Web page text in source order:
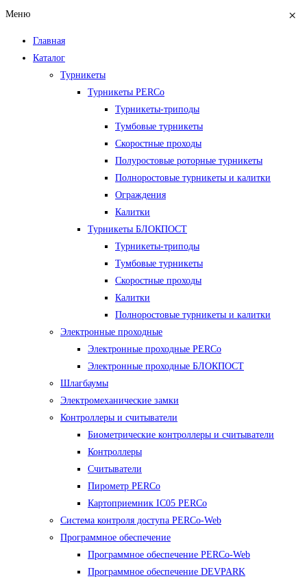
Меню
Главная
Каталог
Турникеты
Турникеты PERCo
Турникеты-триподы
Тумбовые турникеты
Скоростные проходы
Полуростовые роторные турникеты
Полноростовые турникеты и калитки
Ограждения
Калитки
Турникеты БЛОКПОСТ
Турникеты-триподы
Тумбовые турникеты
Скоростные проходы
Калитки
Полноростовые турникеты и калитки
Электронные проходные
Электронные проходные PERCo
Электронные проходные БЛОКПОСТ
Шлагбаумы
Электромеханические замки
Контроллеры и считыватели
Биометрические контроллеры и считыватели
Контроллеры
Считыватели
Пирометр PERCo
Картоприемник IC05 PERCo
Система контроля доступа PERCo-Web
Программное обеспечение
Программное обеспечение PERCo-Web
Программное обеспечение DEVPARK
×